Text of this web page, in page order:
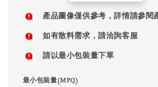
price產品圖像僅供參考，詳情請參閱
如有散料需求，請洽詢客服
請以最小包裝量下單
最小包裝量(MPQ)